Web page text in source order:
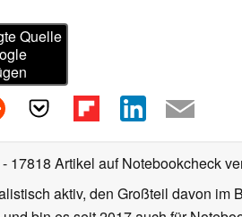
Quelle
- 17818 Artikel auf Notebookcheck
aktiv, den Großteil davon